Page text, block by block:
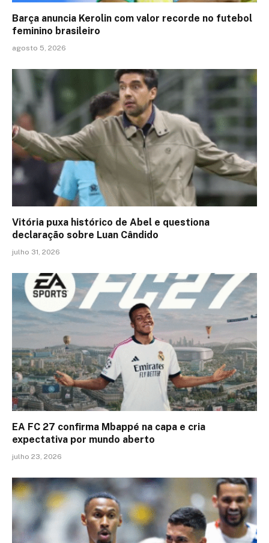
Barça anuncia Kerolin com valor recorde no futebol
feminino brasileiro
agosto 5, 2026
Vitória puxa histórico de Abel e questiona
declaração sobre Luan Cândido
julho 31, 2026
EA FC 27 confirma Mbappé na capa e cria
expectativa por mundo aberto
julho 23, 2026